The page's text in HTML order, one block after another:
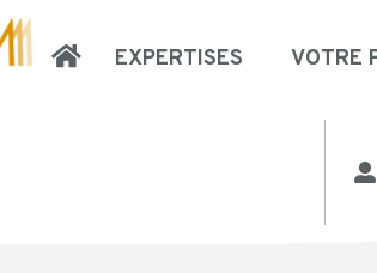
EXPERTISES VOTRE